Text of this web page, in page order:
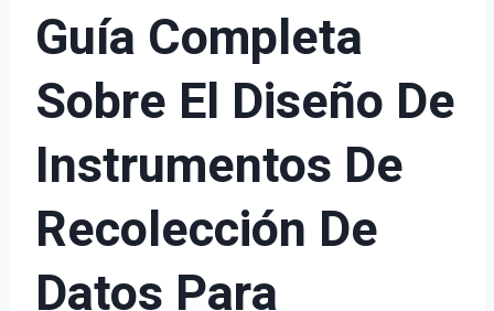
Guía Completa
Sobre El Diseño De
Instrumentos De
Recolección De
Datos Para